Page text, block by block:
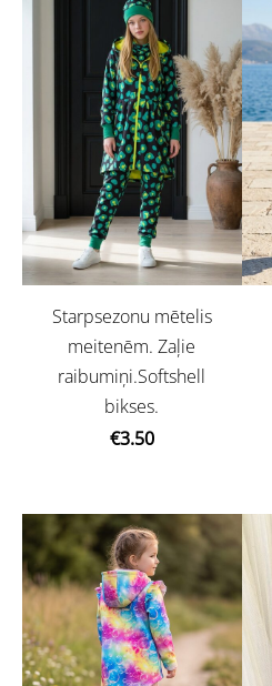
Starpsezonu mētelis
meitenēm. Zaļie
raibumiņi.Softshell
bikses.
€3.50